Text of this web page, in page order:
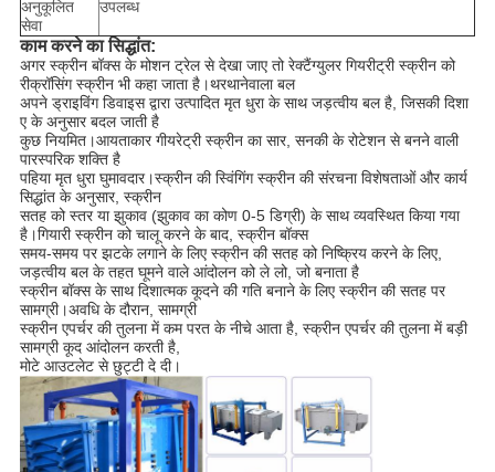
अनुकूलित
सेवा
उपलब्ध
काम करने का सिद्धांत:
अगर स्क्रीन बॉक्स के मोशन ट्रेल से देखा जाए तो रेक्टैंग्युलर गियरीट्री स्क्रीन को
रीक्रॉसिंग स्क्रीन भी कहा जाता है।थरथानेवाला बल
अपने ड्राइविंग डिवाइस द्वारा उत्पादित मृत धुरा के साथ जड़त्वीय बल है, जिसकी दिशा
ए के अनुसार बदल जाती है
कुछ नियमित।आयताकार गीयरेट्री स्क्रीन का सार, सनकी के रोटेशन से बनने वाली
पारस्परिक शक्ति है
पहिया मृत धुरा घुमावदार।स्क्रीन की स्विंगिंग स्क्रीन की संरचना विशेषताओं और कार्य
सिद्धांत के अनुसार, स्क्रीन
सतह को स्तर या झुकाव (झुकाव का कोण 0-5 डिग्री) के साथ व्यवस्थित किया गया
है।गियारी स्क्रीन को चालू करने के बाद, स्क्रीन बॉक्स
समय-समय पर झटके लगाने के लिए स्क्रीन की सतह को निष्क्रिय करने के लिए,
जड़त्वीय बल के तहत घूमने वाले आंदोलन को ले लो, जो बनाता है
स्क्रीन बॉक्स के साथ दिशात्मक कूदने की गति बनाने के लिए स्क्रीन की सतह पर
सामग्री।अवधि के दौरान, सामग्री
स्क्रीन एपर्चर की तुलना में कम परत के नीचे आता है, स्क्रीन एपर्चर की तुलना में बड़ी
सामग्री कूद आंदोलन करती है,
मोटे आउटलेट से छुट्टी दे दी।